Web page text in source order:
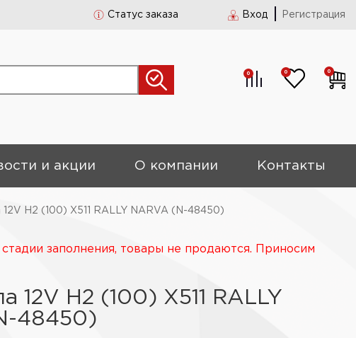
Статус заказа Вход Регистрация
0 0 0
и акции О компании Контакты
12V Н2 (100) Х511 RALLY NARVA (N-48450)
заполнения, товары не продаются. Приносим
12V Н2 (100) Х511 RALLY
48450)